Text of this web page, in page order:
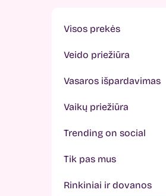
visos prekės
veido priežiūra
vasaros išpardavimas
vaikų priežiūra
trending on social
tik pas mus
rinkiniai ir dovanos